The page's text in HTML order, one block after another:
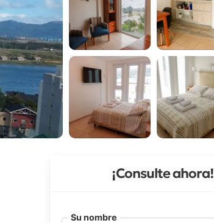
¡Consulte ahora!
Su nombre